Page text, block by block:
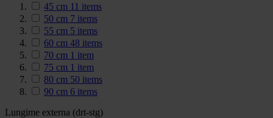
45 cm 11 items
50 cm 7 items
55 cm 5 items
60 cm 48 items
70 cm 1 item
75 cm 1 item
80 cm 50 items
90 cm 6 items
Lungime externa (drt-stg)